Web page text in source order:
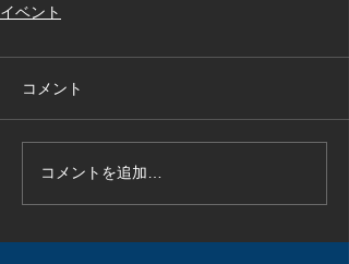
イベント
コメント
コメントを追加…